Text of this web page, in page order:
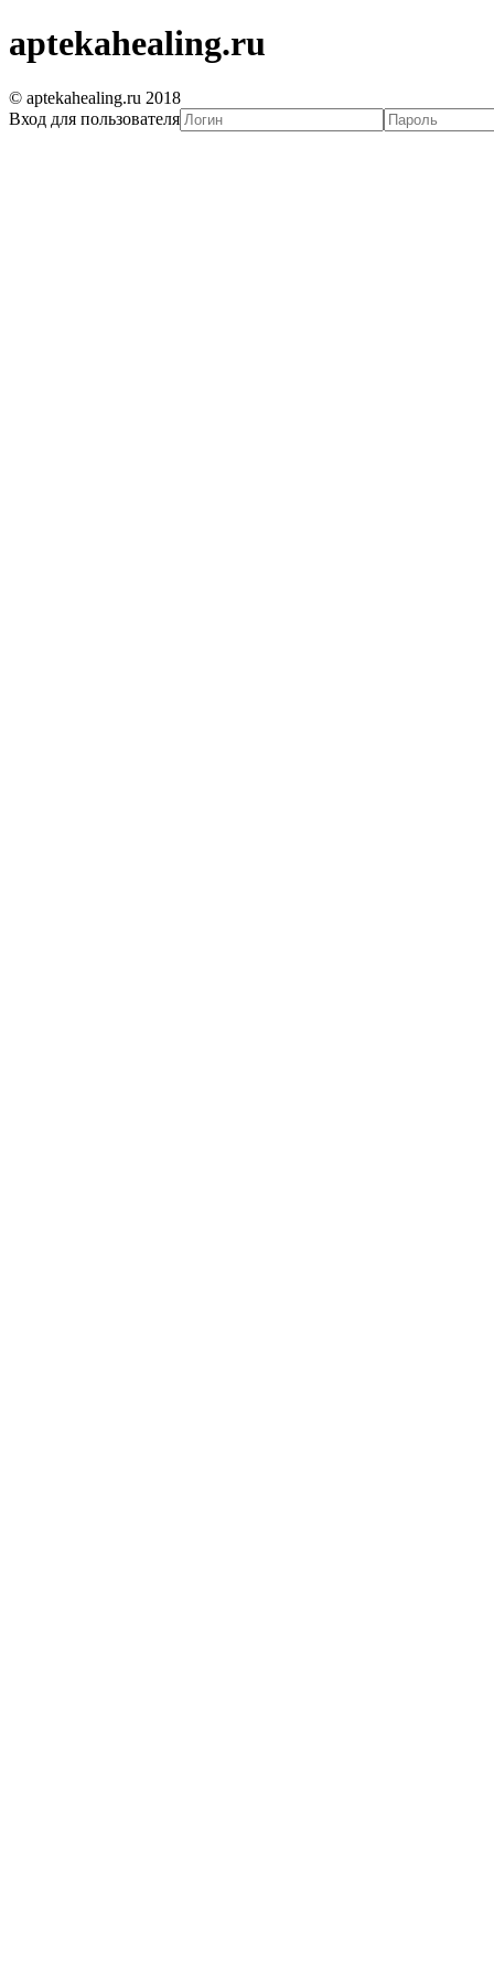
aptekahealing.ru
© aptekahealing.ru 2018
Вход для пользователя